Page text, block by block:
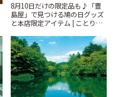
8月10日だけの限定品も♪「豊
島屋」で見つける鳩の日グッズ
と本店限定アイテム | ことりっ